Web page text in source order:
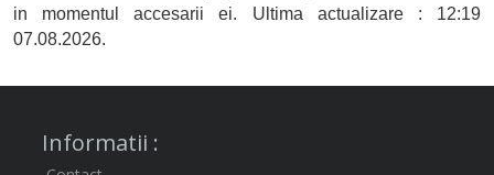
in momentul accesarii ei. Ultima actualizare : 12:19
07.08.2026.
Informatii :